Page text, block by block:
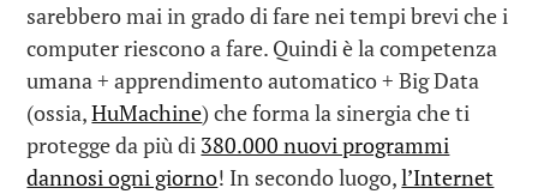
sarebbero mai in grado di fare nei tempi brevi che i
computer riescono a fare. Quindi è la competenza
umana + apprendimento automatico + Big Data
(ossia,HuMachine) che forma la sinergia che ti
protegge da più di 380.000 nuovi programmi
dannosi ogni giorno! In secondo luogo,l’Internet